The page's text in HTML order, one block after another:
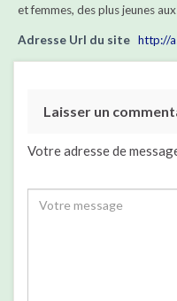
et femmes, des plus jeunes
Adresse Url du site http://
Laisser un
Votre adresse de